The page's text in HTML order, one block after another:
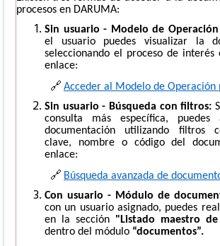
procesos en DARUMA:
Sin usuario - Modelo de
el usuario puedes visualizar la
seleccionando el proceso de interés
enlace:
🔗 Acceder al Modelo de Operación
Sin usuario - Búsqueda con filtros:
consulta más específica,
documentación utilizando filtros
clave, nombre o código del
enlace:
🔗 Búsqueda avanzada de
Con usuario - Módulo de
con un usuario asignado, puedes
en la sección "Listado maestro
dentro del módulo “documentos”.